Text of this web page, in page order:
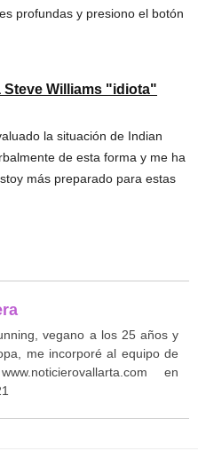
profundas y presiono el botón
Steve Williams "idiota"
la situación de Indian
de esta forma y me ha
más preparado para estas
vegano a los 25 años y
me incorporé al equipo de
en